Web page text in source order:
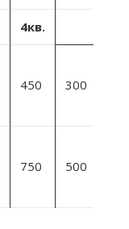
4кв.
450 300
750 500